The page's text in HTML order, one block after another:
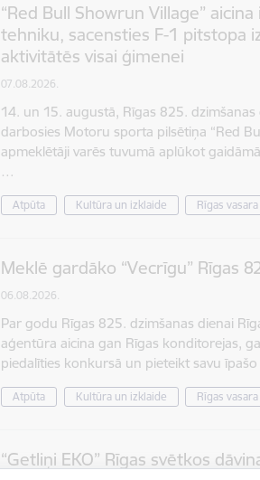
“Red Bull Showrun Village”
tehniku, sacensties F-1 pitstopa
aktivitātēs visai ģimenei
07.08.2026.
14. un 15. augustā, Rīgas 825. dzimšanas
darbosies Motoru sporta pilsētiņa “Red
apmeklētāji varēs tuvumā aplūkot
…
Atpūta Kultūra un izklaide Rīgas vasara
Meklē gardāko “Vecrīgu” Rīgas
06.08.2026.
Par godu Rīgas 825. dzimšanas dienai
aģentūra aicina gan Rīgas konditorejas,
piedalīties konkursā un pieteikt savu
Atpūta Kultūra un izklaide Rīgas vasara
“Getliņi EKO” Rīgas svētkos